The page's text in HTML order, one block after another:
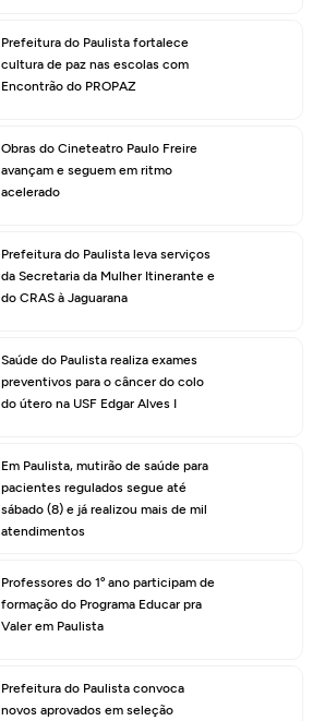
Prefeitura do Paulista fortalece
cultura de paz nas escolas com
Encontrão do PROPAZ
Obras do Cineteatro Paulo Freire
avançam e seguem em ritmo
acelerado
Prefeitura do Paulista leva serviços
da Secretaria da Mulher Itinerante e
do CRAS à Jaguarana
Saúde do Paulista realiza exames
preventivos para o câncer do colo
do útero na USF Edgar Alves I
Em Paulista, mutirão de saúde para
pacientes regulados segue até
sábado (8) e já realizou mais de mil
atendimentos
Professores do 1º ano participam de
formação do Programa Educar pra
Valer em Paulista
Prefeitura do Paulista convoca
novos aprovados em seleção